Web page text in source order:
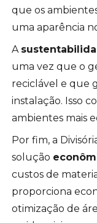
que os
uma aparência
A
uma vez que o
reciclável e que
instalação. Isso
ambientes mais
Por fim, a
solução
custos de
proporciona
otimização de